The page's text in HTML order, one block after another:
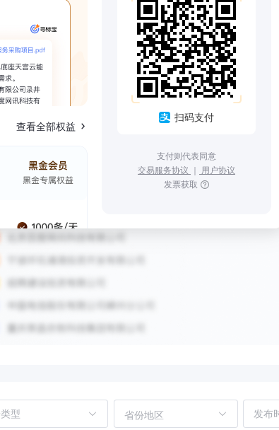
查看全部权益
扫码支付
支付则代表同意
交易服务协议 ｜ 用户协议
发票获取
省份地区